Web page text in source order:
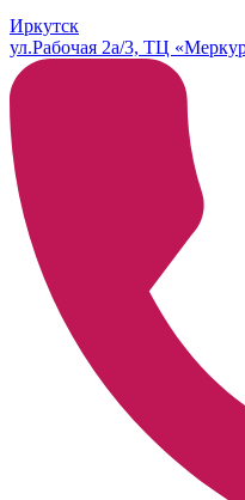
Иркутск
ул.Рабочая 2а/3, ТЦ